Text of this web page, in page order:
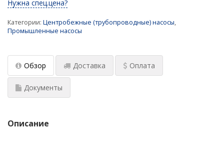
(установки)
Проектирование насосных установок
пожаротушения
Мембранные расширительные баки:
конструкция, принцип действия, выбор
Водонагреватель для современного жилого
многоквартирного дома и здания
Нужна спец.цена?
Категории: Центробежные (трубопроводные) насосы,
Промышленные насосы
Обзор Доставка Оплата
Документы
Описание